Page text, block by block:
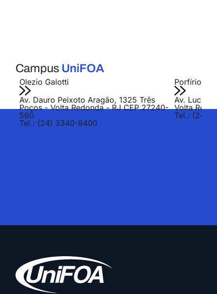
Campus UniFOA
Olezio Galotti
Av. Dauro Peixoto Aragão, 1325 Três
Poços - Volta Redonda - RJ CEP 27240-
560
Tel.: (24) 3340-8400
Porfírio
Av. Lucas
Volta
Tel.: (24)